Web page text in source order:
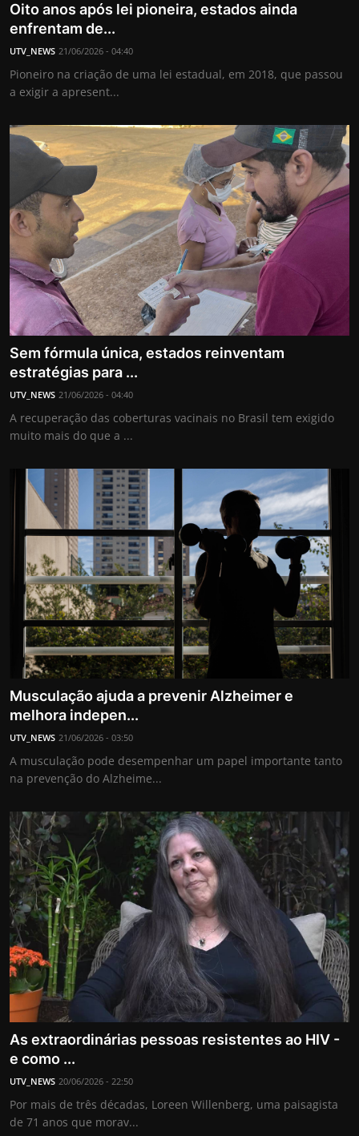
Oito anos após lei pioneira, estados ainda
enfrentam de...
UTV_NEWS 21/06/2026 - 04:40
Pioneiro na criação de uma lei estadual, em 2018, que passou
a exigir a apresent...
Sem fórmula única, estados reinventam
estratégias para ...
UTV_NEWS 21/06/2026 - 04:40
A recuperação das coberturas vacinais no Brasil tem exigido
muito mais do que a ...
Musculação ajuda a prevenir Alzheimer e
melhora indepen...
UTV_NEWS 21/06/2026 - 03:50
A musculação pode desempenhar um papel importante tanto
na prevenção do Alzheime...
As extraordinárias pessoas resistentes ao HIV -
e como ...
UTV_NEWS 20/06/2026 - 22:50
Por mais de três décadas, Loreen Willenberg, uma paisagista
de 71 anos que morav...